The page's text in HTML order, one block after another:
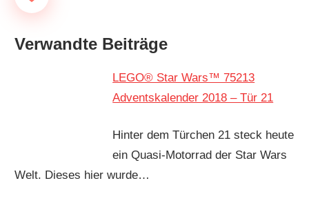
Verwandte Beiträge
LEGO® Star Wars™ 75213
Adventskalender 2018 – Tür 21
Hinter dem Türchen 21 steck heute
ein Quasi-Motorrad der Star Wars
Welt. Dieses hier wurde…